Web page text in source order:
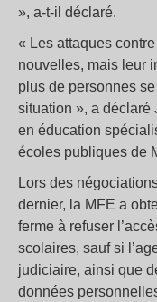
», a-t-il déclaré.
« Les attaques
nouvelles, mais leur
plus de personnes
situation », a déclaré
en éducation
écoles publiques de
Lors des
dernier, la MFE a
ferme à refuser
scolaires, sauf si
judiciaire, ainsi que
données